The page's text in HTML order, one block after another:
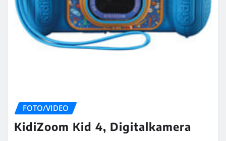
FOTO/VIDEO
KidiZoom Kid 4, Digitalkamera